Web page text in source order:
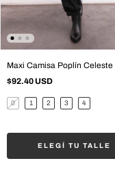
Maxi Camisa Poplín Celeste
$92.40 USD
0 1 2 3 4
ELEGÍ TU TALLE